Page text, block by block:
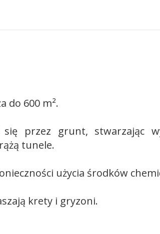
do 600 m².
przez grunt, stwarzając
tunele.
użycia środków
krety i gryzoni.